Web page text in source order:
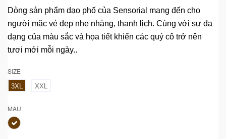
Dòng sản phẩm dạo phố của Sensorial mang đến cho
người mặc vẻ đẹp nhẹ nhàng, thanh lịch. Cùng với sự đa
dạng của màu sắc và họa tiết khiến các quý cô trở nên
tươi mới mỗi ngày..
SIZE
3XL XXL
MÀU